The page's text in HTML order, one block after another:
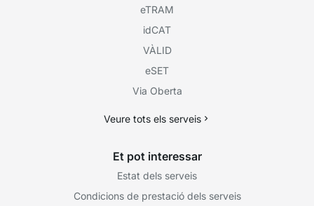
eTRAM
idCAT
VÀLID
eSET
Via Oberta
Veure tots els serveis
Et pot interessar
Estat dels serveis
Condicions de prestació dels serveis